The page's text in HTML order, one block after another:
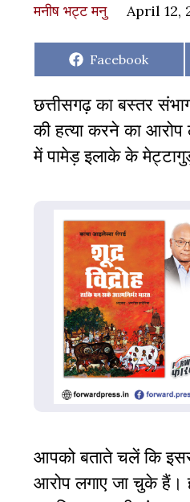
मनीष भट्ट मनु April 12,
Share
Facebook
छत्तीसगढ़ का बस्तर
की हत्या करने का आरोप
में पामेड़ इलाके के
आपको बताते चलें कि
आरोप लगाए जा चुके हैं।